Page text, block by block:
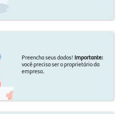
Preencha seus dados! Importante:
você precisa ser o proprietário da
empresa.